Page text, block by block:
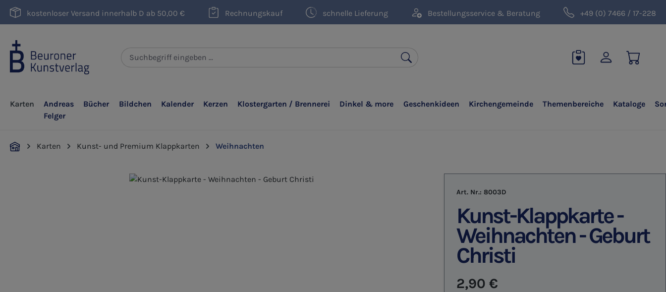
Hauptinhalt springen
Zur Suche springen
Zur Hauptnavigation springen
kostenloser Versand innerhalb D ab 50,00 € Rechnungskauf schnelle Lieferung Bestellungsservice & Beratung +49 (0) 7466 / 17-228
Karten
Andreas
Felger
Bücher Bildchen Kalender Kerzen Klostergarten / Brennerei Dinkel & more Geschenkideen Kirchengemeinde Themenbereiche Kataloge
Karten Kunst- und Premium Klappkarten Weihnachten
Art. Nr.: 8003D
Kunst-Klappkarte -
Weihnachten - Geburt
Christi
Regulärer Preis:
2,90 €